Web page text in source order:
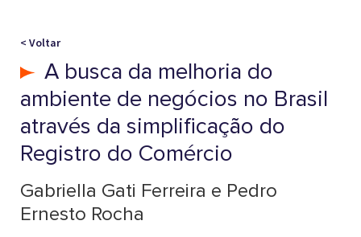
< Voltar
A busca da melhoria do
ambiente de negócios no Brasil
através da simplificação do
Registro do Comércio
Gabriella Gati Ferreira e Pedro
Ernesto Rocha